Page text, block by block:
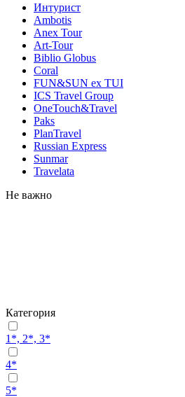
Интурист
Ambotis
Anex Tour
Art-Tour
Biblio Globus
Coral
FUN&SUN ex TUI
ICS Travel Group
OneTouch&Travel
Paks
PlanTravel
Russian Express
Sunmar
Travelata
Не важно
Категория
1*, 2*, 3*
4*
5*